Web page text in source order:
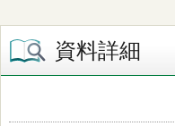
資料詳細